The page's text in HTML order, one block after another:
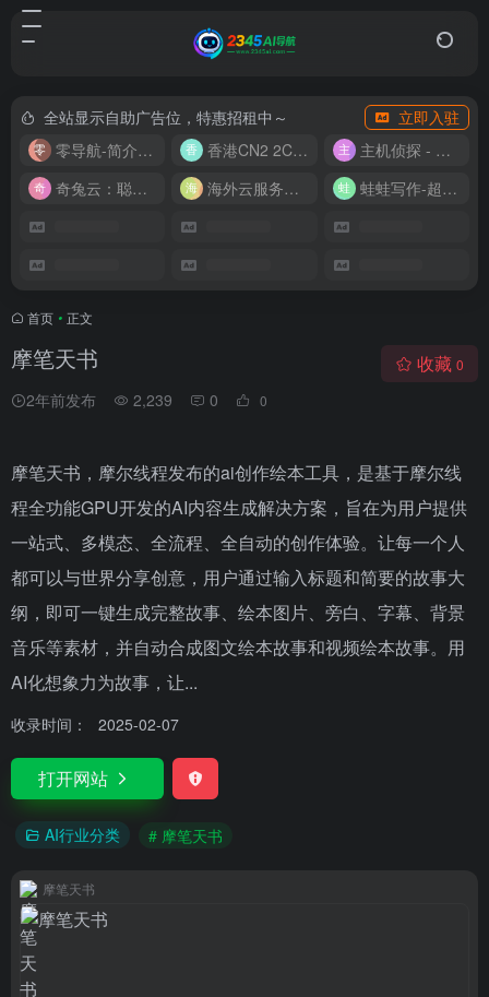
全站显示自助广告位，特惠招租中～
立即入驻
零导航-简介实用的网址导航
香港CN2 2C2G20M 9.9/月
主机侦探 - 少花钱，用好云
奇兔云：聪明人的“省”钱计划！
海外云服务器全网最低价 蛙蛙写作-超级AI智能写作助手
首页 • 正文
摩笔天书
2年前发布 2,239 0 0
收藏 0
摩笔天书，摩尔线程发布的ai创作绘本工具，是基于摩尔线
程全功能GPU开发的AI内容生成解决方案，旨在为用户提供
一站式、多模态、全流程、全自动的创作体验。让每一个人
都可以与世界分享创意，用户通过输入标题和简要的故事大
纲，即可一键生成完整故事、绘本图片、旁白、字幕、背景
音乐等素材，并自动合成图文绘本故事和视频绘本故事。用
AI化想象力为故事，让...
收录时间： 2025-02-07
打开网站
AI行业分类 # 摩笔天书
摩笔天书